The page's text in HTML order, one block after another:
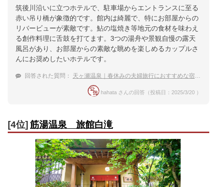
筑後川沿いに立つホテルで、駐車場からエントランスに至る
赤い吊り橋が象徴的です。館内は綺麗で、特にお部屋からの
リバービューが素敵です。鮎の塩焼き等地元の食材を味わえ
る創作料理に舌鼓を打てます。3つの湯舟や景観自慢の露天
風呂があり、お部屋からの素敵な眺めを楽しめるカップルさ
んにお奨めしたいホテルです。
回答された質問： 天ヶ瀬温泉｜春休みの夫婦旅行におすすめな宿は？
hahata さんの回答（投稿日：2025/3/20 ）
[4位] 筋湯温泉 旅館白滝